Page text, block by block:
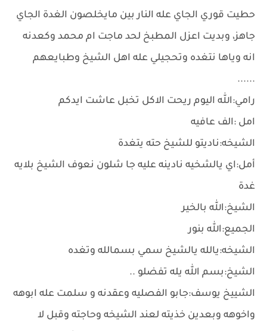
حطيت قوري الجاي عله النار بين مايخلصون الغدة الجاي
جاهز، وبديت اعزل المطبخ لحد ماجت ام محمد وكعدنه
انه وياها نتغده وتحجيلي عله اهل الشيخ وطبايعهم
......
رامي:الله اليوم ريحت الاكل تخبل عاشت ايدكم
امل :الف عافيه
الشيخه:ناديتو للشيخ حته يتغدة
أمل:اي يالشخيه نادينه عليه جا شلون نعوف الشيخ بلايه
غدة
الشيخ:الله بالخير
الجميع:الله بنور
الشيخه:يالله يالشيخ سمي بسمالله وتغده
الشيخ:بسم الله يله تفضلو ..
الشييخ يوسف:جابو الفصليه وعقدنه و سلمت عله ابوهه
واخوهه وبعدين خذيته لعند الشيخه وحاجته وقبل لا